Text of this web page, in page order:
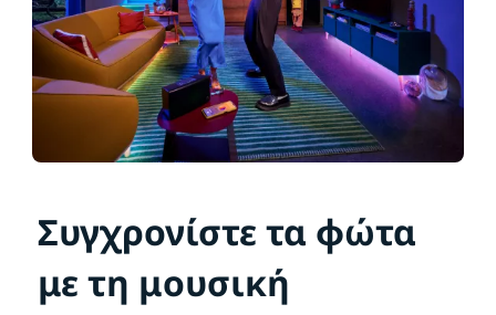
Συγχρονίστε τα φώτα
με τη μουσική